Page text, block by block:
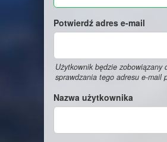
Potwierdź adres e-mail
Użytkownik będzie zobowiązany
sprawdzania tego adresu e-mail
Nazwa użytkownika